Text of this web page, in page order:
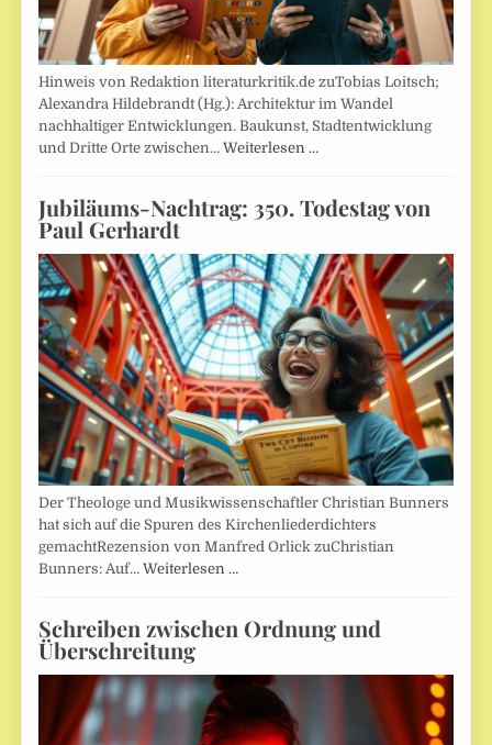
Hinweis von Redaktion literaturkritik.de zuTobias Loitsch;
Alexandra Hildebrandt (Hg.): Architektur im Wandel
nachhaltiger Entwicklungen. Baukunst, Stadtentwicklung
und Dritte Orte zwischen…Weiterlesen …
Jubiläums-Nachtrag: 350. Todestag von
Paul Gerhardt
Der Theologe und Musikwissenschaftler Christian Bunners
hat sich auf die Spuren des Kirchenliederdichters
gemachtRezension von Manfred Orlick zuChristian
Bunners: Auf…Weiterlesen …
Schreiben zwischen Ordnung und
Überschreitung